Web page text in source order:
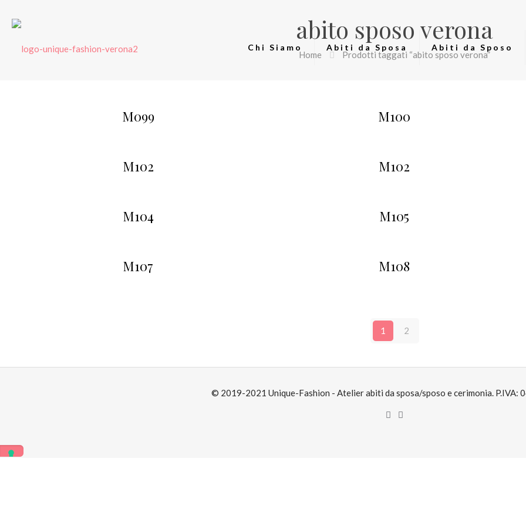
Chi Siamo Abiti da Sposa Abiti da Sposo
abito sposo verona
Home Prodotti taggati “abito sposo verona”
M099 M100
M102 M102
M104 M105
M107 M108
1 2
© 2019-2021 Unique-Fashion - Atelier abiti da sposa/sposo e cerimonia. P.IVA: